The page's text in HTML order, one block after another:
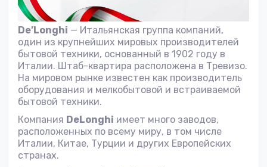
De’Longhi — Итальянская группа компаний,
один из крупнейших мировых производителей
бытовой техники, основанный в 1902 году в
Италии. Штаб-квартира расположена в Тревизо.
На мировом рынке известен как производитель
оборудования и мелкобытовой и встраиваемой
бытовой техники.
Компания DeLonghi имеет много заводов,
расположенных по всему миру, в том числе
Италии, Китае, Турции и других Европейских
странах.